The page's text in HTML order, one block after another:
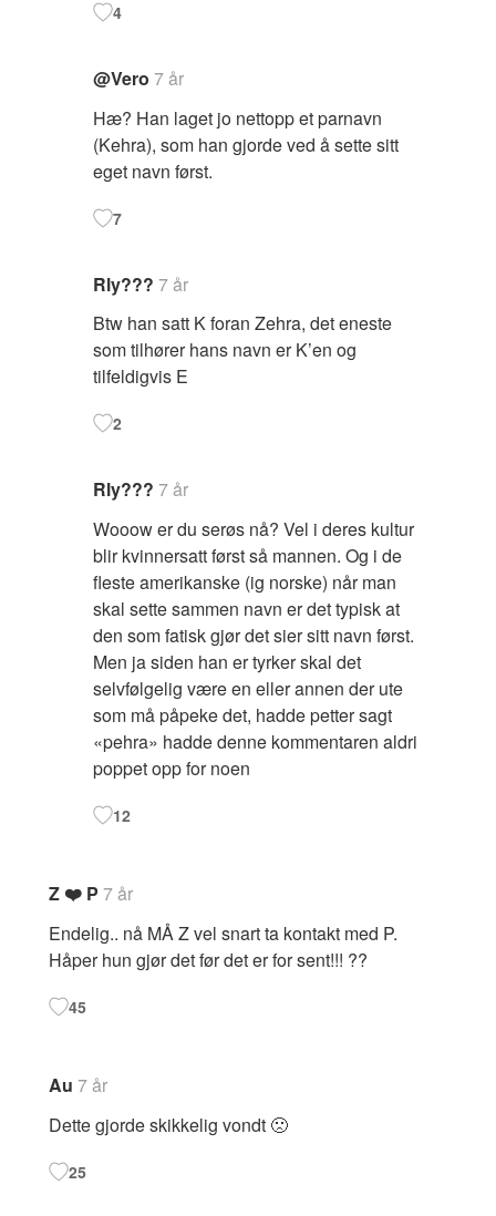
4
@Vero 7 år
Hæ? Han laget jo nettopp et parnavn
(Kehra), som han gjorde ved å sette sitt
eget navn først.
7
Rly??? 7 år
Btw han satt K foran Zehra, det eneste
som tilhører hans navn er K’en og
tilfeldigvis E
2
Rly??? 7 år
Wooow er du serøs nå? Vel i deres kultur
blir kvinnersatt først så mannen. Og i de
fleste amerikanske (ig norske) når man
skal sette sammen navn er det typisk at
den som fatisk gjør det sier sitt navn først.
Men ja siden han er tyrker skal det
selvfølgelig være en eller annen der ute
som må påpeke det, hadde petter sagt
«pehra» hadde denne kommentaren aldri
poppet opp for noen
12
Z ❤️ P 7 år
Endelig.. nå MÅ Z vel snart ta kontakt med P.
Håper hun gjør det før det er for sent!!! ??
45
Au 7 år
Dette gjorde skikkelig vondt 🙁
25